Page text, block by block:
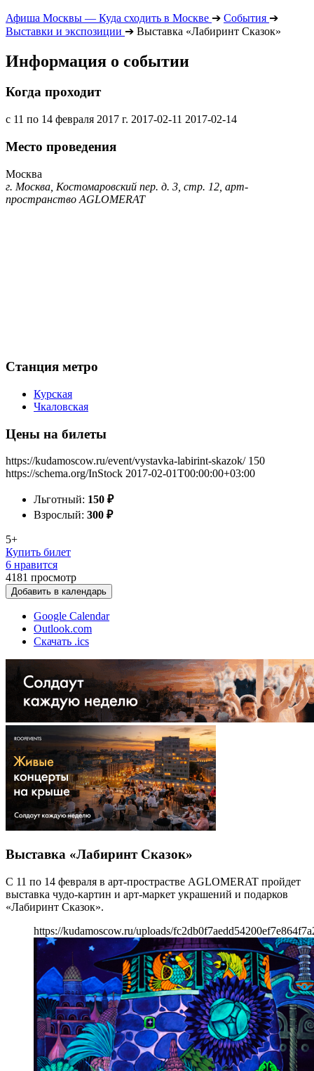
Афиша Москвы — Куда сходить в Москве ➔ События ➔
Выставки и экспозиции ➔ Выставка «Лабиринт Сказок»
Информация о событии
Когда проходит
с 11 по 14 февраля 2017 г. 2017-02-11 2017-02-14
Место проведения
Москва
г. Москва, Костомаровский пер. д. 3, стр. 12, арт-
пространство AGLOMERAT
Станция метро
Курская
Чкаловская
Цены на билеты
https://kudamoscow.ru/event/vystavka-labirint-skazok/ 150
https://schema.org/InStock 2017-02-01T00:00:00+03:00
Льготный: 150 ₽
Взрослый: 300 ₽
5+
Купить билет
6 нравится
4181 просмотр
Добавить в календарь
Google Calendar
Outlook.com
Скачать .ics
Выставка «Лабиринт Сказок»
С 11 по 14 февраля в арт-прострастве AGLOMERAT пройдет
выставка чудо-картин и арт-маркет украшений и подарков
«Лабиринт Сказок».
https://kudamoscow.ru/uploads/